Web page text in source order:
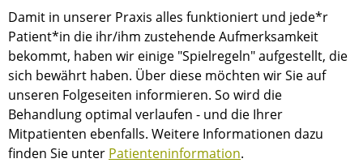
Damit in unserer Praxis alles funktioniert und jede*r
Patient*in die ihr/ihm zustehende Aufmerksamkeit
bekommt, haben wir einige "Spielregeln" aufgestellt, die
sich bewährt haben. Über diese möchten wir Sie auf
unseren Folgeseiten informieren. So wird die
Behandlung optimal verlaufen - und die Ihrer
Mitpatienten ebenfalls. Weitere Informationen dazu
finden Sie unter Patienteninformation.